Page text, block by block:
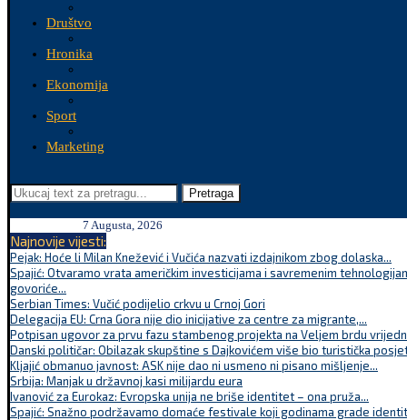
Društvo
Hronika
Ekonomija
Sport
Marketing
Pretraga
7 Augusta, 2026
Najnovije vijesti:
Pejak: Hoće li Milan Knežević i Vučića nazvati izdajnikom zbog dolaska...
Spajić: Otvaramo vrata američkim investicijama i savremenim
govoriće...
Serbian Times: Vučić podijelio crkvu u Crnoj Gori
Delegacija EU: Crna Gora nije dio inicijative za centre za migrante,...
Potpisan ugovor za prvu fazu stambenog projekta na Veljem brdu
Danski političar: Obilazak skupštine s Dajkovićem više bio turistička
Kljajić obmanuo javnost: ASK nije dao ni usmeno ni pisano mišljenje...
Srbija: Manjak u državnoj kasi milijardu eura
Ivanović za Eurokaz: Evropska unija ne briše identitet – ona pruža...
Spajić: Snažno podržavamo domaće festivale koji godinama grade